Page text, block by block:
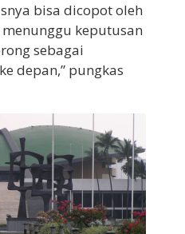
bisa dicopot oleh
keputusan
sebagai
depan,” pungkas